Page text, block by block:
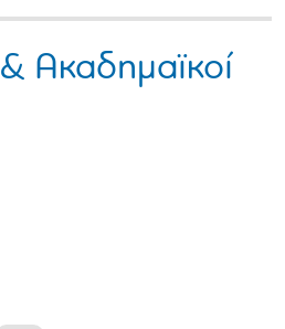
Ακαδημαϊκοί